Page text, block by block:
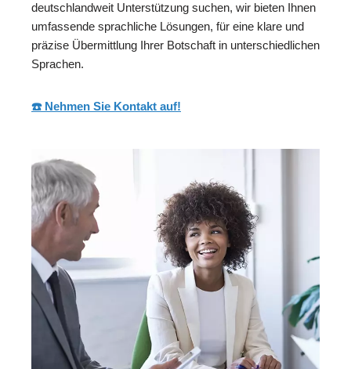
deutschlandweit Unterstützung suchen, wir bieten Ihnen
umfassende sprachliche Lösungen, für eine klare und
präzise Übermittlung Ihrer Botschaft in unterschiedlichen
Sprachen.
☎️ Nehmen Sie Kontakt auf!